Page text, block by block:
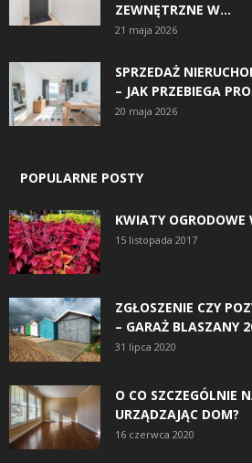
ZEWNĘTRZNE W...
21 maja 2026
SPRZEDAŻ
– JAK PRZEBIEGA
20 maja 2026
POPULARNE POSTY
KWIATY OGRODOWE
15 listopada 2017
ZGŁOSZENIE CZY
– GARAŻ BLASZANY
31 lipca 2020
O CO SZCZEGÓLNIE
URZĄDZAJĄC DOM?
16 czerwca 2020